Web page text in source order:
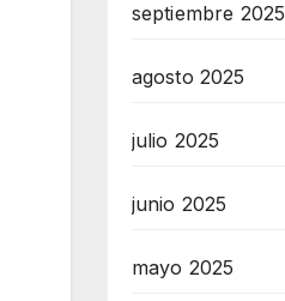
septiembre 2025
agosto 2025
julio 2025
junio 2025
mayo 2025